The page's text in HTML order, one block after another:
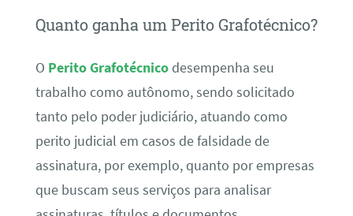
Quanto ganha um Perito Grafotécnico?
O Perito Grafotécnicodesempenha seu
trabalho como autônomo, sendo solicitado
tanto pelo poder judiciário, atuando como
perito judicial em casos de falsidade de
assinatura, por exemplo, quanto por empresas
que buscam seus serviços para analisar